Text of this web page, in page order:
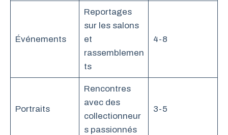
Événements
Reportages
sur les salons
et
rassemblemen
ts
4-8
Portraits
Rencontres
avec des
collectionneur
s passionnés
3-5